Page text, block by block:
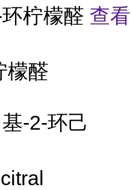
柠檬醛 查看
檬醛
-2-环己